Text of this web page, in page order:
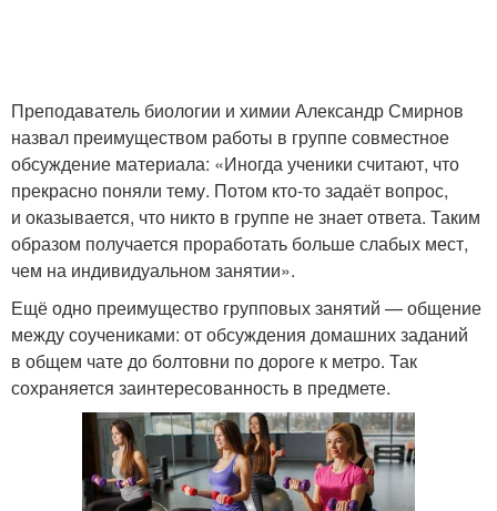
Преподаватель биологии и химии Александр Смирнов
назвал преимуществом работы в группе совместное
обсуждение материала: «Иногда ученики считают, что
прекрасно поняли тему. Потом кто-то задаёт вопрос,
и оказывается, что никто в группе не знает ответа. Таким
образом получается проработать больше слабых мест,
чем на индивидуальном занятии».
Ещё одно преимущество групповых занятий — общение
между соучениками: от обсуждения домашних заданий
в общем чате до болтовни по дороге к метро. Так
сохраняется заинтересованность в предмете.